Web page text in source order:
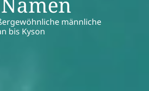
männliche
bis Kyson